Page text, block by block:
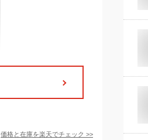
価格と在庫を楽天でチェック >>